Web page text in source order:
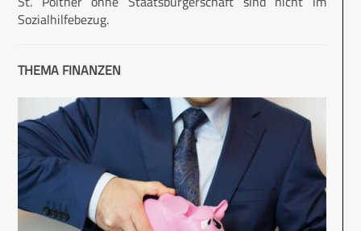
Sozialhilfebezug.
THEMA FINANZEN